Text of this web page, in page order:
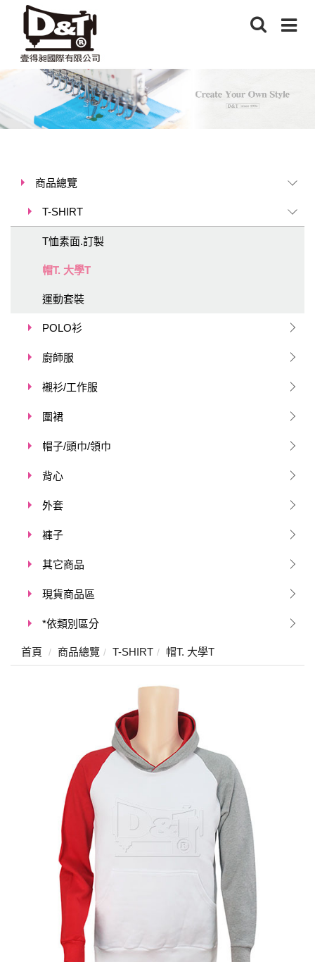
商品總覽
T-SHIRT
T恤素面.訂製
帽T. 大學T
運動套裝
POLO衫
廚師服
襯衫/工作服
圍裙
帽子/頭巾/領巾
背心
外套
褲子
其它商品
現貨商品區
*依類別區分
首頁 商品總覽 T-SHIRT 帽T. 大學T